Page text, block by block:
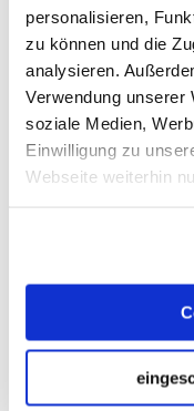
personalisieren,
zu können und die
analysieren.
Verwendung unserer
soziale Medien,
Einwilligung zu
Webseite weiterhin
Vergangenheit für
Sowohl bei
gerichtlichen
Deutschlandkönnen
Fast Track-
Multi- Track